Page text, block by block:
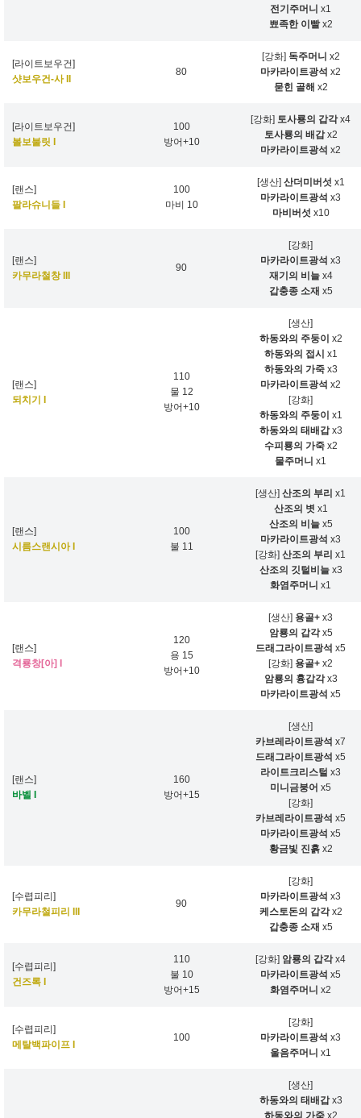
전기주머니 x1
뾰족한 이빨x2
[라이트보우건]
샷보우건-사 II
80
[강화] 독주머니 x2
마카라이트광석 x2
묻힌 골해 x2
[라이트보우건]
볼보불릿 I
100
방어+10
[강화] 토사룡의 갑각x4
토사룡의 배갑x2
마카라이트광석 x2
[랜스]
팔라슈니들 I
100
마비 10
[생산] 산더미버섯 x1
마카라이트광석 x3
마비버섯 x10
[랜스]
카무라철창 III
90
[강화]
마카라이트광석 x3
재기의 비늘x4
갑충종 소재 x5
[랜스]
되치기 I
110
물 12
방어+10
[생산]
하동와의 주둥이 x2
하동와의 접시 x1
하동와의 가죽x3
마카라이트광석 x2
[강화]
하동와의 주둥이 x1
하동와의 태배갑x3
수피룡의 가죽x2
물주머니 x1
[랜스]
시름스랜시아 I
100
불 11
[생산] 산조의 부리 x1
산조의 볏 x1
산조의 비늘x5
마카라이트광석 x3
[강화] 산조의 부리 x1
산조의 깃털비늘x3
화염주머니 x1
[랜스]
격룡창[아] I
120
용 15
방어+10
[생산] 용골+ x3
암룡의 갑각x5
드래그라이트광석 x5
[강화] 용골+ x2
암룡의 흉갑각x3
마카라이트광석 x5
[랜스]
바벨 I
160
방어+15
[생산]
카브레라이트광석 x7
드래그라이트광석 x5
라이트크리스털 x3
미니금붕어 x5
[강화]
카브레라이트광석 x5
마카라이트광석 x5
황금빛 진흙x2
[수렵피리]
카무라철피리 III
90
[강화]
마카라이트광석 x3
케스토돈의 갑각x2
갑충종 소재 x5
[수렵피리]
건즈록 I
110
불 10
방어+15
[강화] 암룡의 갑각x4
마카라이트광석 x5
화염주머니 x2
[수렵피리]
메탈백파이프 I
100
[강화]
마카라이트광석 x3
울음주머니 x1
[생산]
하동와의 태배갑x3
하동와의 가죽x2